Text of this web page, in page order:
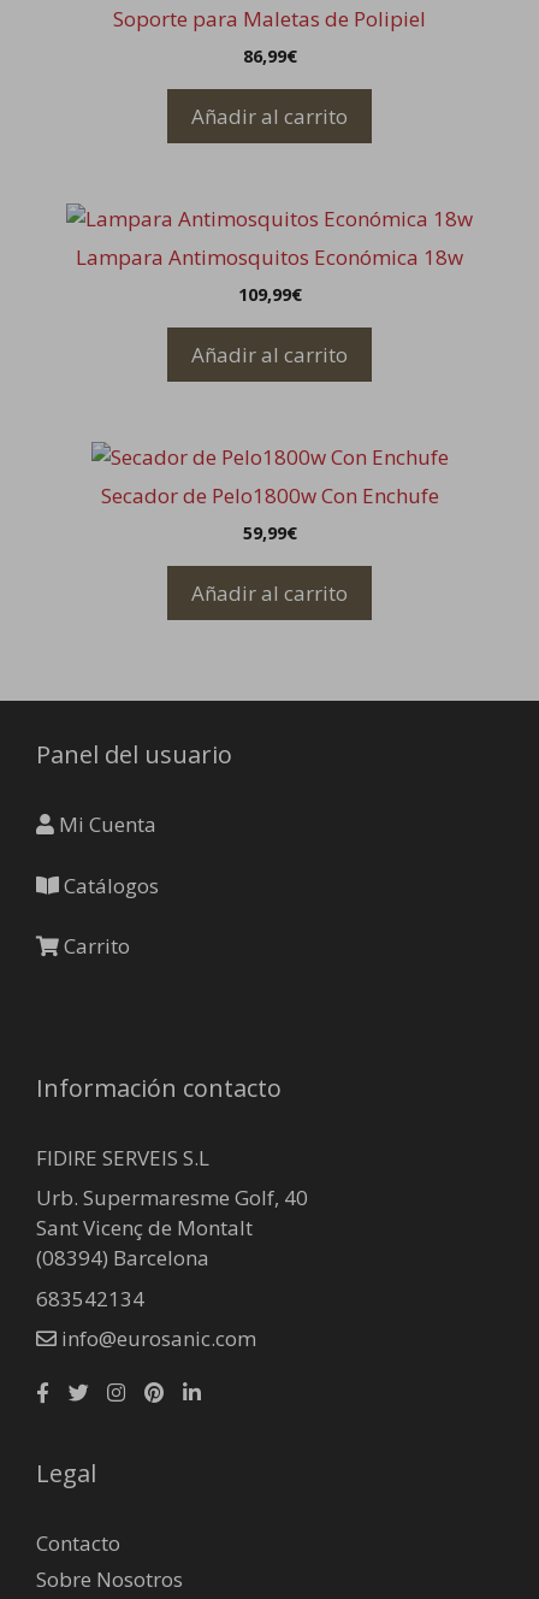
Soporte para Maletas de Polipiel
86,99€
Añadir al carrito
Lampara Antimosquitos Económica 18w
109,99€
Añadir al carrito
Secador de Pelo1800w Con Enchufe
59,99€
Añadir al carrito
Panel del usuario
Mi Cuenta
Catálogos
Carrito
Información contacto
FIDIRE SERVEIS S.L
Urb. Supermaresme Golf, 40
Sant Vicenç de Montalt
(08394) Barcelona
683542134
info@eurosanic.com
Legal
Contacto
Sobre Nosotros